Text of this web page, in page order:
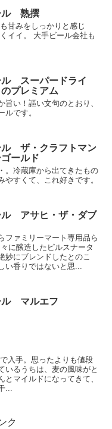
ル 熟撰
甘みをしっかりと感じ
イイ。 大手ビール会社も
ル スーパードライ
プレミアム
い！謳い文句のとおり、
です。
ル ザ・クラフトマン
ールド
。冷蔵庫から出てきたもの
すくて、これ好きです。
ル アサヒ・ザ・ダブ
ファミリーマート専用品ら
に醸造したピルスナータ
妙にブレンドしたとのこ
い香りではないと思...
ル マルエフ
入手。思ったよりも値段
いるうちは、麦の風味がと
マイルドになってきて、
...
ク